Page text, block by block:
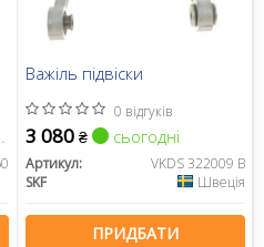
Важіль підвіски
0 відгуків
3 080 ₴ сьогодні
Артикул:
VKDS 322009 B
SKF
Швеція
ПРИДБАТИ